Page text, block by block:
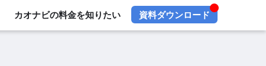
カオナビの料金を知りたい 資料ダウンロード